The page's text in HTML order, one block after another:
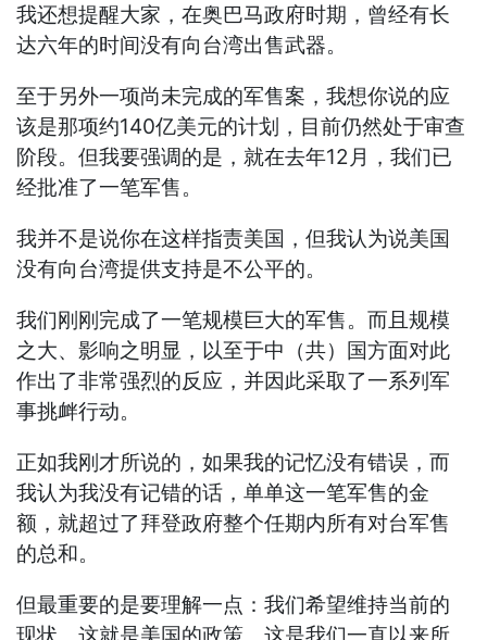
我还想提醒大家，在奥巴马政府时期，曾经有长
达六年的时间没有向台湾出售武器。
至于另外一项尚未完成的军售案，我想你说的应
该是那项约140亿美元的计划，目前仍然处于审查
阶段。但我要强调的是，就在去年12月，我们已
经批准了一笔军售。
我并不是说你在这样指责美国，但我认为说美国
没有向台湾提供支持是不公平的。
我们刚刚完成了一笔规模巨大的军售。而且规模
之大、影响之明显，以至于中（共）国方面对此
作出了非常强烈的反应，并因此采取了一系列军
事挑衅行动。
正如我刚才所说的，如果我的记忆没有错误，而
我认为我没有记错的话，单单这一笔军售的金
额，就超过了拜登政府整个任期内所有对台军售
的总和。
但最重要的是要理解一点：我们希望维持当前的
现状。这就是美国的政策。这是我们一直以来所